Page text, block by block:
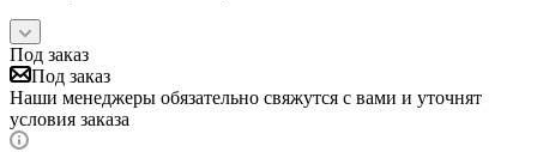
Под заказ
Под заказ
Наши менеджеры обязательно свяжутся с вами и уточнят
условия заказа